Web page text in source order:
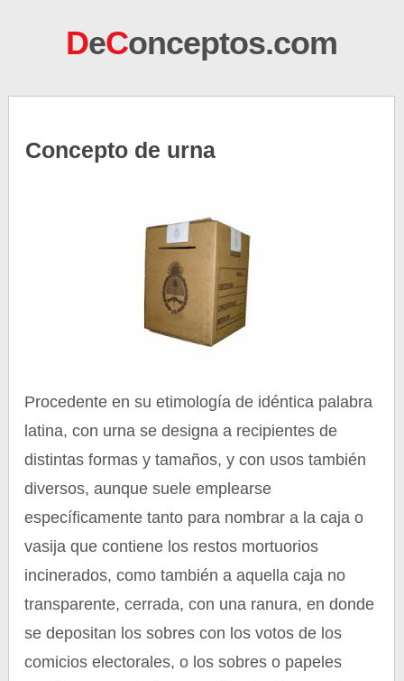
DeConceptos.com
Concepto de urna
Procedente en su etimología de idéntica palabra
latina, con urna se designa a recipientes de
distintas formas y tamaños, y con usos también
diversos, aunque suele emplearse
específicamente tanto para nombrar a la caja o
vasija que contiene los restos mortuorios
incinerados, como también a aquella caja no
transparente, cerrada, con una ranura, en donde
se depositan los sobres con los votos de los
comicios electorales, o los sobres o papeles